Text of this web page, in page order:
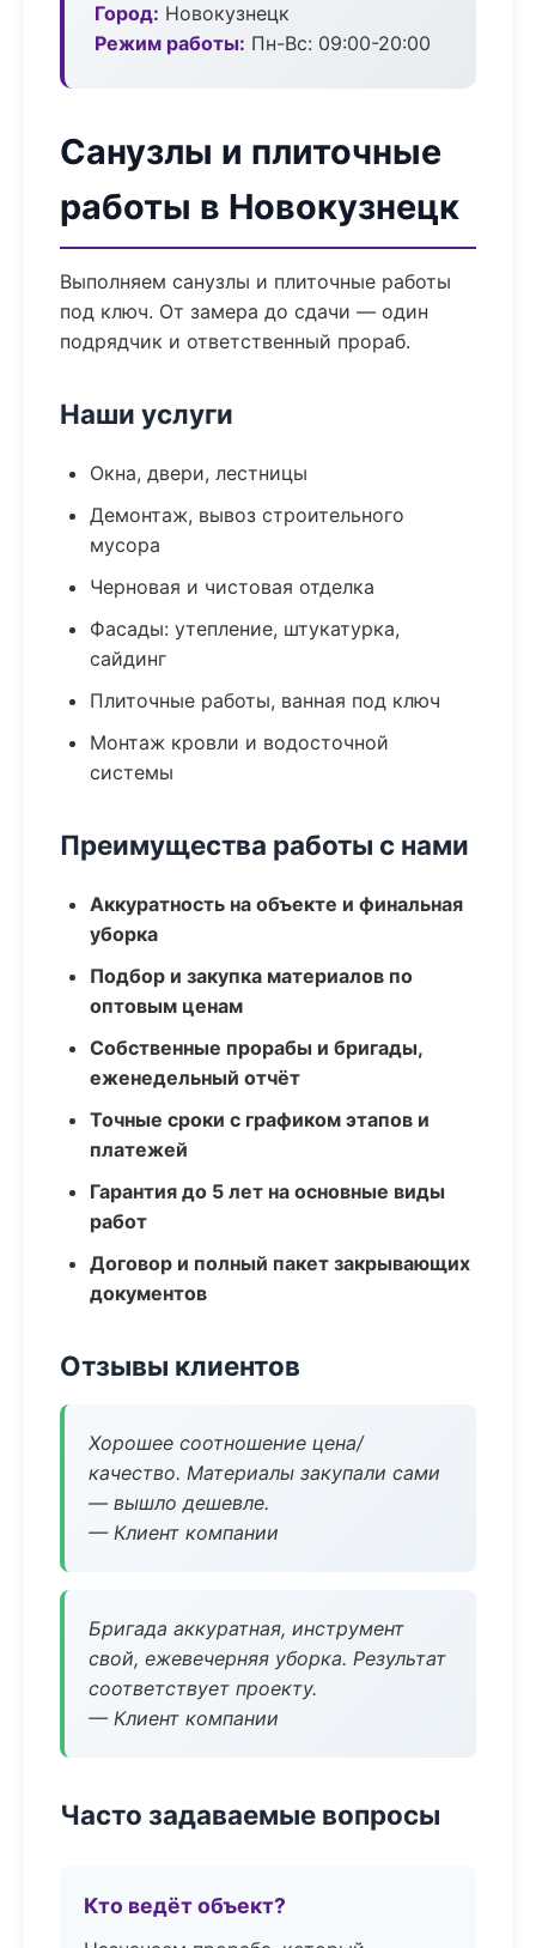
Город: Новокузнецк
Режим работы: Пн-Вс: 09:00-20:00
Санузлы и плиточные
работы в Новокузнецк
Выполняем санузлы и плиточные работы
под ключ. От замера до сдачи — один
подрядчик и ответственный прораб.
Наши услуги
Окна, двери, лестницы
Демонтаж, вывоз строительного
мусора
Черновая и чистовая отделка
Фасады: утепление, штукатурка,
сайдинг
Плиточные работы, ванная под ключ
Монтаж кровли и водосточной
системы
Преимущества работы с нами
Аккуратность на объекте и финальная
уборка
Подбор и закупка материалов по
оптовым ценам
Собственные прорабы и бригады,
еженедельный отчёт
Точные сроки с графиком этапов и
платежей
Гарантия до 5 лет на основные виды
работ
Договор и полный пакет закрывающих
документов
Отзывы клиентов
Хорошее соотношение цена/
качество. Материалы закупали сами
— вышло дешевле.
— Клиент компании
Бригада аккуратная, инструмент
свой, ежевечерняя уборка. Результат
соответствует проекту.
— Клиент компании
Часто задаваемые вопросы
Кто ведёт объект?